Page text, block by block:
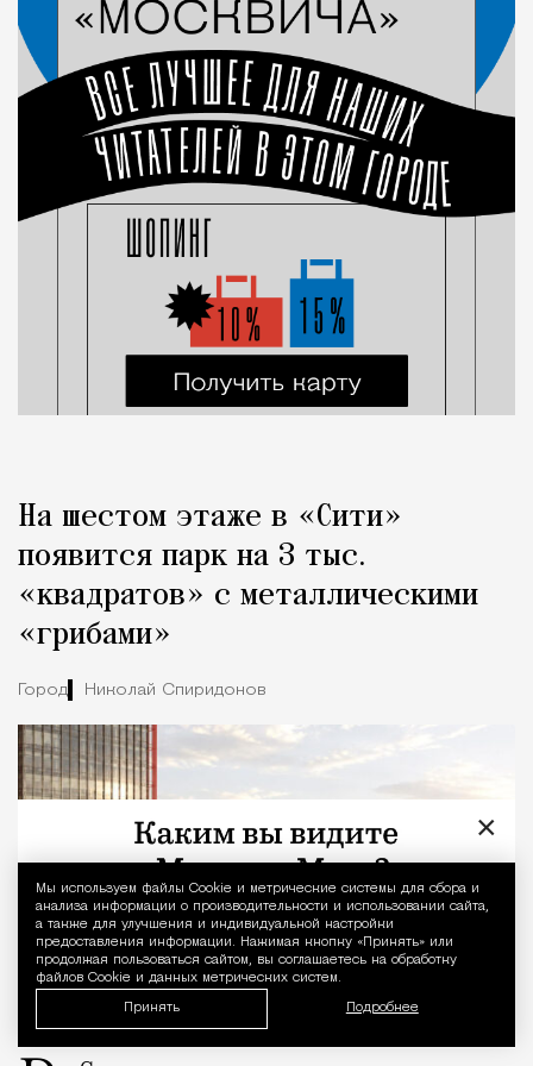
Уведомление
Мы используем файлы Сookie и метрические системы для сбора и
анализа информации о производительности и использовании сайта,
а также для улучшения и индивидуальной настройки
предоставления информации. Нажимая кнопку «Принять» или
продолжая пользоваться сайтом, вы соглашаетесь на обработку
файлов Cookie и данных метрических систем.
Принять Подробнее
На шестом этаже в «Сити»
появится парк на 3 тыс.
«квадратов» с металлическими
«грибами»
Город Николай Спиридонов
×